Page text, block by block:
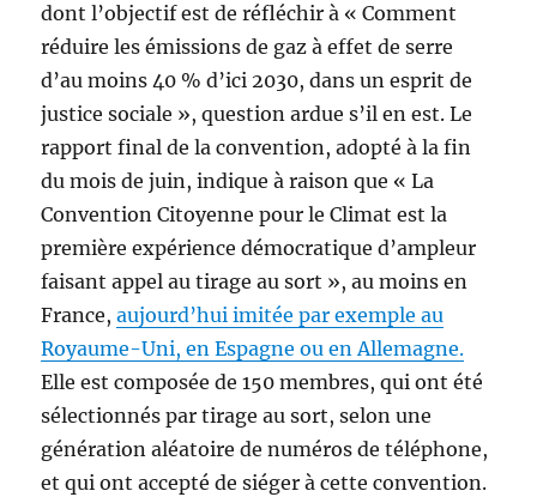
dont l’objectif est de réfléchir à « Comment
réduire les émissions de gaz à effet de serre
d’au moins 40 % d’ici 2030, dans un esprit de
justice sociale », question ardue s’il en est. Le
rapport final de la convention, adopté à la fin
du mois de juin, indique à raison que « La
Convention Citoyenne pour le Climat est la
première expérience démocratique d’ampleur
faisant appel au tirage au sort », au moins en
France,aujourd’hui imitée par exemple au
Royaume-Uni, en Espagne ou en Allemagne.
Elle est composée de 150 membres, qui ont été
sélectionnés par tirage au sort, selon une
génération aléatoire de numéros de téléphone,
et qui ont accepté de siéger à cette convention.